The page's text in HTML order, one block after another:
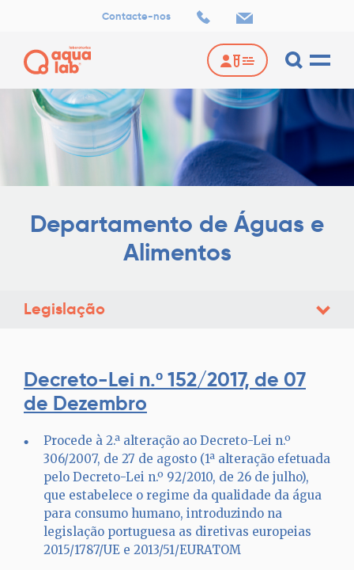
Contacte-nos
Departamento de Águas e
Alimentos
Legislação
Legislação
Decreto-Lei n.º 152/2017, de 07
de Dezembro
Procede à 2.ª alteração ao Decreto-Lei n.º
306/2007, de 27 de agosto (1ª alteração efetuada
pelo Decreto-Lei n.º 92/2010, de 26 de julho),
que estabelece o regime da qualidade da água
para consumo humano, introduzindo na
legislação portuguesa as diretivas europeias
2015/1787/UE e 2013/51/EURATOM